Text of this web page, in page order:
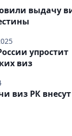
выдачу
упростит
виз
виз РК внесут